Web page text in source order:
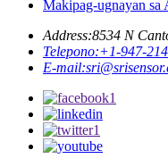
Makipag-ugnayan sa
Address:8534 N
Telepono:+1-947-
E-mail: